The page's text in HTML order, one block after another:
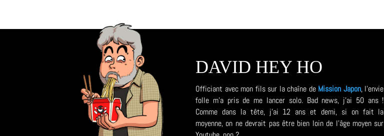
DAVID HEY HO
Officiant avec mon fils sur la chaîne de Mission Japon, l'envie
folle m'a pris de me lancer solo. Bad news, j'ai 50 ans !
Comme dans la tête, j'ai 12 ans et demi, si on fait la
moyenne, on ne devrait pas être bien loin de l'âge moyen sur